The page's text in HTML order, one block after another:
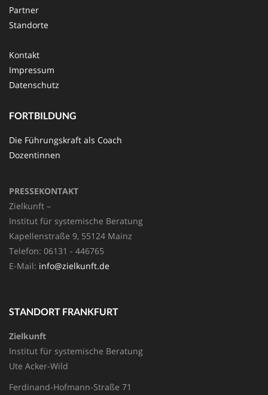
Partner
Standorte
Kontakt
Impressum
Datenschutz
FORTBILDUNG
Die Führungskraft als Coach
Dozentinnen
PRESSEKONTAKT
Zielkunft –
Institut für systemische Beratung
Kapellenstraße 9, 55124 Mainz
Telefon: 06131 - 446765
E-Mail: info@zielkunft.de
STANDORT FRANKFURT
Zielkunft
Institut für systemische Beratung
Ute Acker-Wild
Ferdinand-Hofmann-Straße 71